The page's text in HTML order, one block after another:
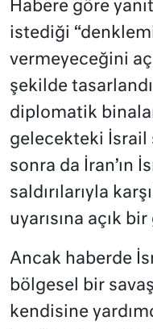
Habere göre
istediği
vermeyeceğini
şekilde
diplomatik
gelecekteki İsrail
sonra da İran’ın
saldırılarıyla
uyarısına açık
Ancak haberde
bölgesel bir
kendisine